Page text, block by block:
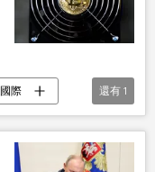
國際
還有 1